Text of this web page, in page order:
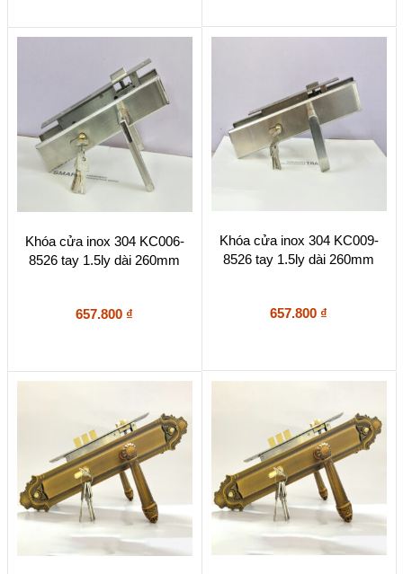
Khóa cửa inox 304 KC006-
8526 tay 1.5ly dài 260mm
657.800 ₫
Khóa cửa inox 304 KC009-
8526 tay 1.5ly dài 260mm
657.800 ₫